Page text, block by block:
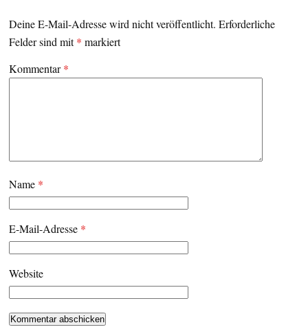
Deine E-Mail-Adresse wird nicht veröffentlicht. Erforderliche
Felder sind mit* markiert
Kommentar*
Name *
E-Mail-Adresse *
Website